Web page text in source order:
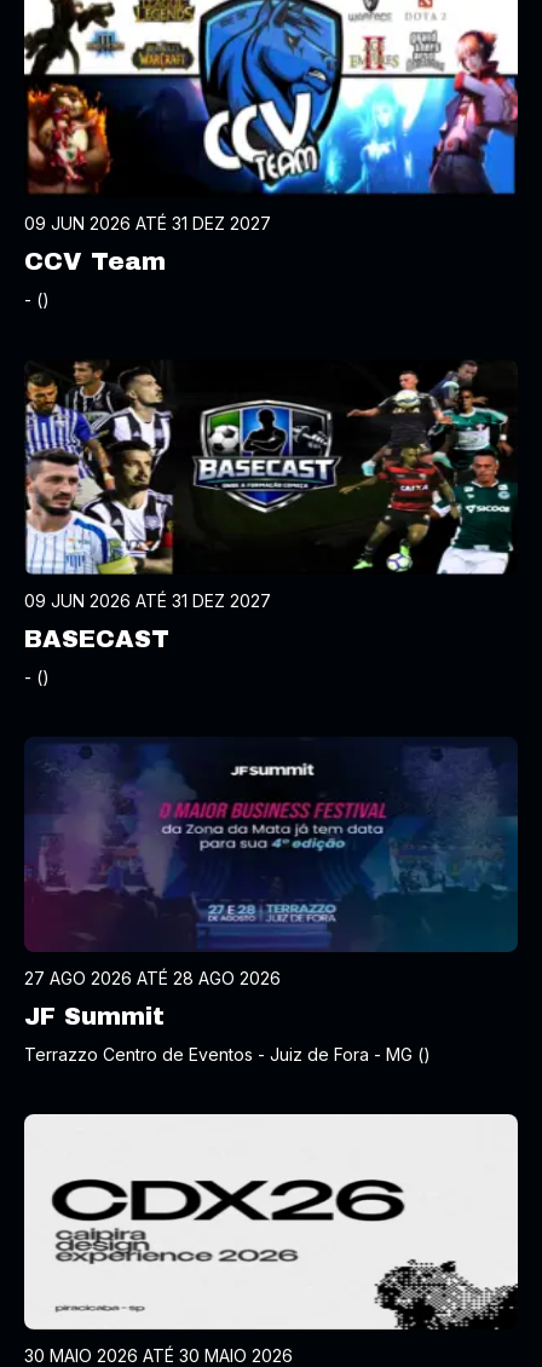
09 JUN 2026 ATÉ 31 DEZ 2027
CCV Team
- ()
09 JUN 2026 ATÉ 31 DEZ 2027
BASECAST
- ()
27 AGO 2026 ATÉ 28 AGO 2026
JF Summit
Terrazzo Centro de Eventos - Juiz de Fora - MG ()
30 MAIO 2026 ATÉ 30 MAIO 2026